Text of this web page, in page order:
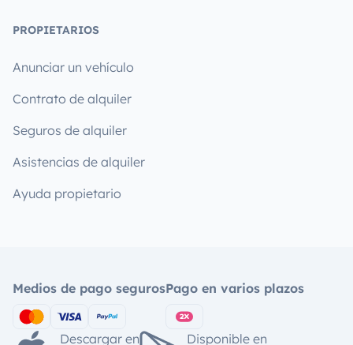
PROPIETARIOS
Anunciar un vehículo
Contrato de alquiler
Seguros de alquiler
Asistencias de alquiler
Ayuda propietario
Medios de pago segurosPago en varios plazos
Descargar en Disponible en